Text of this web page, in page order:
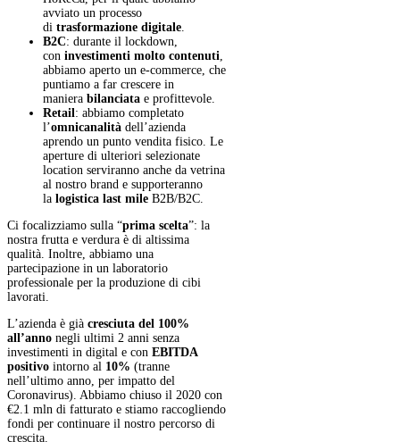
avviato un processo
di trasformazione digitale.
B2C: durante il lockdown,
con investimenti molto contenuti,
abbiamo aperto un e-commerce, che
puntiamo a far crescere in
maniera bilanciata e profittevole.
Retail: abbiamo completato
l’omnicanalità dell’azienda
aprendo un punto vendita fisico. Le
aperture di ulteriori selezionate
location serviranno anche da vetrina
al nostro brand e supporteranno
la logistica last mile B2B/B2C.
Ci focalizziamo sulla “prima scelta”: la
nostra frutta e verdura è di altissima
qualità. Inoltre, abbiamo una
partecipazione in un laboratorio
professionale per la produzione di cibi
lavorati.
L’azienda è già cresciuta del 100%
all’anno negli ultimi 2 anni senza
investimenti in digital e con EBITDA
positivo intorno al 10% (tranne
nell’ultimo anno, per impatto del
Coronavirus). Abbiamo chiuso il 2020 con
€2.1 mln di fatturato e stiamo raccogliendo
fondi per continuare il nostro percorso di
crescita.